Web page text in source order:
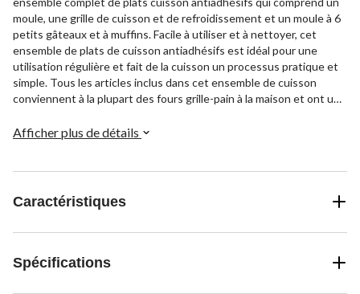
moule, une grille de cuisson et de refroidissement et un moule à 6
petits gâteaux et à muffins. Facile à utiliser et à nettoyer, cet
ensemble de plats de cuisson antiadhésifs est idéal pour une
utilisation régulière et fait de la cuisson un processus pratique et
simple. Tous les articles inclus dans cet ensemble de cuisson
conviennent à la plupart des fours grille-pain à la maison et ont une
Afficher plus de détails
Caractéristiques
Spécifications